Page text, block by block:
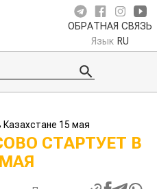
ОБРАТНАЯ СВЯЗЬ
Язык RU
Казахстане 15 мая
СТАРТУЕТ В